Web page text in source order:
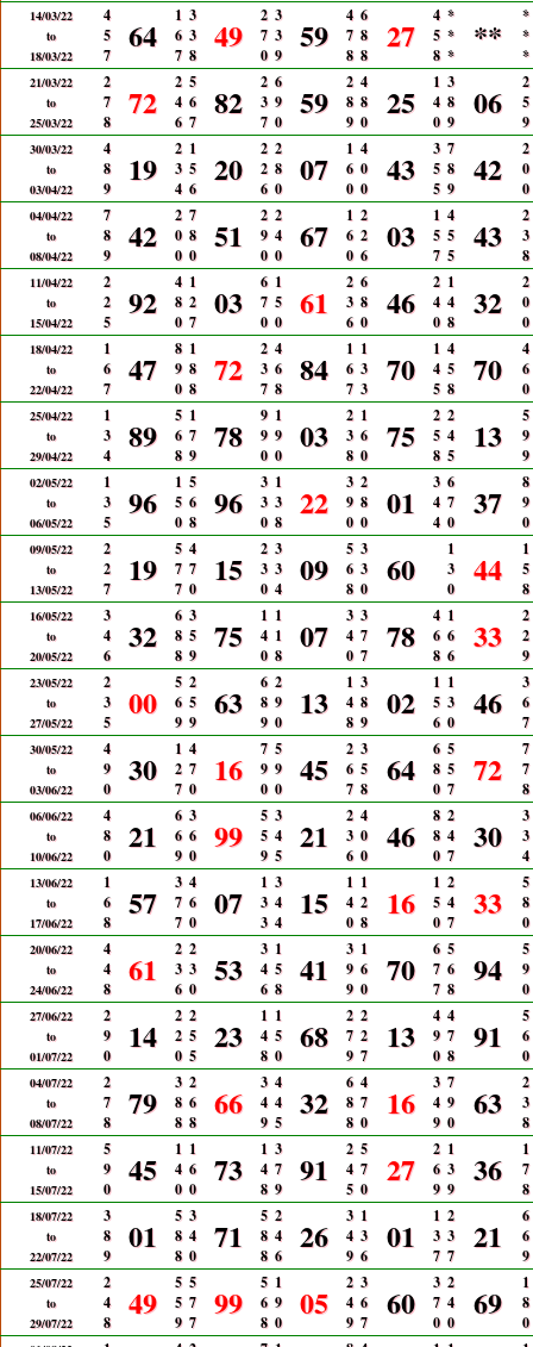
14/03/22
to
18/03/22
4
5
7
64
1
6
7
3
3
8
49
2
7
0
3
3
9
59
4
7
8
6
8
8
27
4
5
8
*
*
*
**
*
*
*
21/03/22
to
25/03/22
2
7
8
72
2
4
6
5
6
7
82
2
3
7
6
9
0
59
2
8
9
4
8
0
25
1
4
0
3
8
9
06
2
5
9
30/03/22
to
03/04/22
4
8
9
19
2
3
4
1
5
6
20
2
2
6
2
8
0
07
1
6
0
4
0
0
43
3
5
5
7
8
9
42
2
0
0
04/04/22
to
08/04/22
7
8
9
42
2
0
0
7
8
0
51
2
9
0
2
4
0
67
1
6
0
2
2
6
03
1
5
7
4
5
5
43
2
3
8
11/04/22
to
15/04/22
2
2
5
92
4
8
0
1
2
7
03
6
7
0
1
5
0
61
2
3
6
6
8
0
46
2
4
0
1
4
8
32
2
0
0
18/04/22
to
22/04/22
1
6
7
47
8
9
0
1
8
8
72
2
3
7
4
6
8
84
1
6
7
1
3
3
70
1
4
5
4
5
8
70
4
6
0
25/04/22
to
29/04/22
1
3
4
89
5
6
8
1
7
9
78
9
9
0
1
9
0
03
2
3
8
1
6
0
75
2
5
8
2
4
5
13
5
9
9
02/05/22
to
06/05/22
1
3
5
96
1
5
0
5
6
8
96
3
3
0
1
3
8
22
3
9
0
2
8
0
01
3
4
4
6
7
0
37
8
9
0
09/05/22
to
13/05/22
2
2
7
19
5
7
7
4
7
0
15
2
3
0
3
3
4
09
5
6
8
3
3
0
60
1
3
0
44
1
5
8
16/05/22
to
20/05/22
3
4
6
32
6
8
8
3
5
9
75
1
4
0
1
1
8
07
3
4
0
3
7
7
78
4
6
8
1
6
6
33
2
2
9
23/05/22
to
27/05/22
2
3
5
00
5
6
9
2
5
9
63
6
8
9
2
9
0
13
1
4
8
3
8
9
02
1
5
6
1
3
0
46
3
6
7
30/05/22
to
03/06/22
4
9
0
30
1
2
7
4
7
0
16
7
9
0
5
9
0
45
2
6
7
3
5
8
64
6
8
0
5
5
7
72
7
7
8
06/06/22
to
10/06/22
4
8
0
21
6
6
9
3
6
0
99
5
5
9
3
4
5
21
2
3
6
4
0
0
46
8
8
0
2
4
7
30
3
3
4
13/06/22
to
17/06/22
1
6
8
57
3
7
7
4
6
0
07
1
3
3
3
4
4
15
1
4
0
1
2
8
16
1
5
0
2
4
7
33
5
8
0
20/06/22
to
24/06/22
4
4
8
61
2
3
6
2
3
0
53
3
4
6
1
5
8
41
3
9
9
1
6
0
70
6
7
7
5
6
8
94
5
9
0
27/06/22
to
01/07/22
2
9
0
14
2
2
0
2
5
5
23
1
4
8
1
5
0
68
2
7
9
2
2
7
13
4
9
0
4
7
8
91
5
6
0
04/07/22
to
08/07/22
2
7
8
79
3
8
8
2
6
8
66
3
4
9
4
4
5
32
6
8
8
4
7
0
16
3
4
9
7
9
0
63
2
3
8
11/07/22
to
15/07/22
5
9
0
45
1
4
0
1
6
0
73
1
4
8
3
7
9
91
2
4
5
5
7
0
27
2
6
9
1
3
9
36
1
7
8
18/07/22
to
22/07/22
3
8
9
01
5
8
8
3
4
0
71
5
8
8
2
4
6
26
3
4
9
1
3
6
01
1
3
7
2
3
7
21
6
6
9
25/07/22
to
29/07/22
2
4
8
49
5
5
9
5
7
7
99
5
6
8
1
9
0
05
2
4
9
3
6
7
60
3
7
0
2
4
0
69
1
8
0